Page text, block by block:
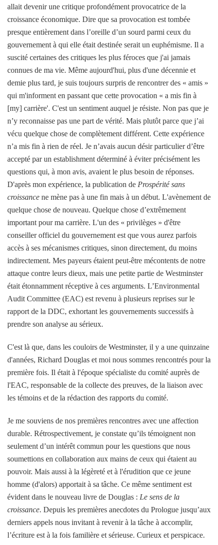
allait devenir une critique profondément provocatrice de la
croissance économique. Dire que sa provocation est tombée
presque entièrement dans l’oreille d’un sourd parmi ceux du
gouvernement à qui elle était destinée serait un euphémisme. Il a
suscité certaines des critiques les plus féroces que j'ai jamais
connues de ma vie. Même aujourd'hui, plus d'une décennie et
demie plus tard, je suis toujours surpris de rencontrer des « amis »
qui m'informent en passant que cette provocation « a mis fin à
[my] carrière'. C'est un sentiment auquel je résiste. Non pas que je
n’y reconnaisse pas une part de vérité. Mais plutôt parce que j’ai
vécu quelque chose de complètement différent. Cette expérience
n’a mis fin à rien de réel. Je n’avais aucun désir particulier d’être
accepté par un establishment déterminé à éviter précisément les
questions qui, à mon avis, avaient le plus besoin de réponses.
D'après mon expérience, la publication de Prospérité sans
croissance ne mène pas à une fin mais à un début. L'avènement de
quelque chose de nouveau. Quelque chose d’extrêmement
important pour ma carrière. L'un des « privilèges » d'être
conseiller officiel du gouvernement est que vous aurez parfois
accès à ses mécanismes critiques, sinon directement, du moins
indirectement. Mes payeurs étaient peut-être mécontents de notre
attaque contre leurs dieux, mais une petite partie de Westminster
était étonnamment réceptive à ces arguments. L’Environmental
Audit Committee (EAC) est revenu à plusieurs reprises sur le
rapport de la DDC, exhortant les gouvernements successifs à
prendre son analyse au sérieux.
C'est là que, dans les couloirs de Westminster, il y a une quinzaine
d'années, Richard Douglas et moi nous sommes rencontrés pour la
première fois. Il était à l'époque spécialiste du comité auprès de
l'EAC, responsable de la collecte des preuves, de la liaison avec
les témoins et de la rédaction des rapports du comité.
Je me souviens de nos premières rencontres avec une affection
durable. Rétrospectivement, je constate qu’ils témoignent non
seulement d’un intérêt commun pour les questions que nous
soumettions en collaboration aux mains de ceux qui étaient au
pouvoir. Mais aussi à la légèreté et à l'érudition que ce jeune
homme (d'alors) apportait à sa tâche. Ce même sentiment est
évident dans le nouveau livre de Douglas : Le sens de la
croissance. Depuis les premières anecdotes du Prologue jusqu’aux
derniers appels nous invitant à revenir à la tâche à accomplir,
l’écriture est à la fois familière et sérieuse. Curieux et perspicace.